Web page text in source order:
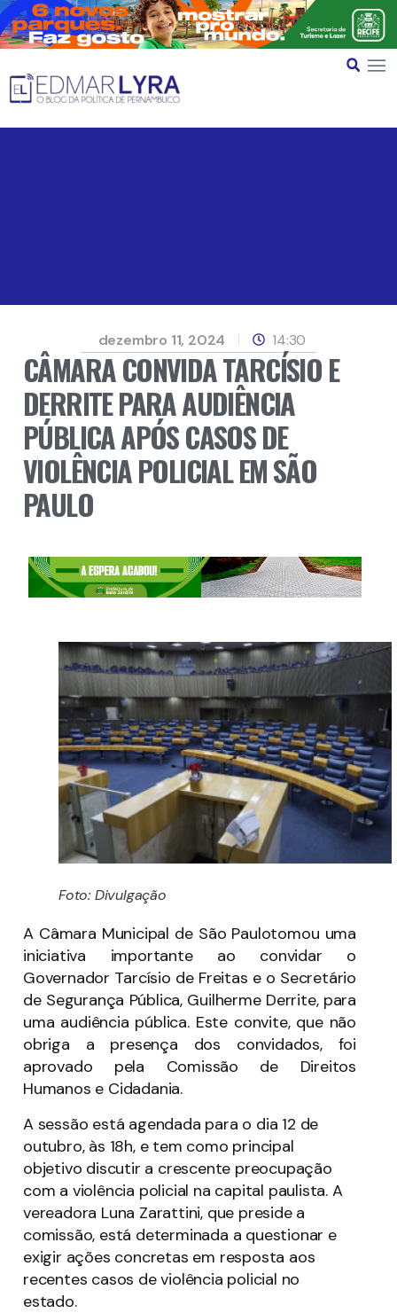
dezembro 11, 2024 14:30
CÂMARA CONVIDA TARCÍSIO E
DERRITE PARA AUDIÊNCIA
PÚBLICA APÓS CASOS DE
VIOLÊNCIA POLICIAL EM SÃO
PAULO
Foto: Divulgação
A Câmara Municipal de São Paulotomou uma
iniciativa importante ao convidar o
Governador Tarcísio de Freitas e o Secretário
de Segurança Pública, Guilherme Derrite, para
uma audiência pública. Este convite, que não
obriga a presença dos convidados, foi
aprovado pela Comissão de Direitos
Humanos e Cidadania.
A sessão está agendada para o dia 12 de
outubro, às 18h, e tem como principal
objetivo discutir a crescente preocupação
com a violência policial na capital paulista. A
vereadora Luna Zarattini, que preside a
comissão, está determinada a questionar e
exigir ações concretas em resposta aos
recentes casos de violência policial no
estado.